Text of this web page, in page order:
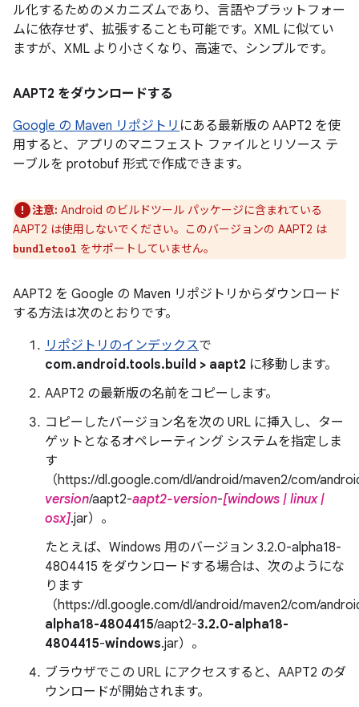
ル化するためのメカニズムであり、言語やプラットフォー
ムに依存せず、拡張することも可能です。XML に似てい
ますが、XML より小さくなり、高速で、シンプルです。
AAPT2 をダウンロードする
Google の Maven リポジトリ にある最新版の AAPT2 を使
用すると、アプリのマニフェスト ファイルとリソース テ
ーブルを protobuf 形式で作成できます。
注意: Android のビルドツール パッケージに含まれている
AAPT2 は使用しないでください。このバージョンの AAPT2 は
bundletool をサポートしていません。
AAPT2 を Google の Maven リポジトリからダウンロード
する方法は次のとおりです。
リポジトリのインデックスで
com.android.tools.build > aapt2 に移動します。
AAPT2 の最新版の名前をコピーします。
コピーしたバージョン名を次の URL に挿入し、ター
ゲットとなるオペレーティング システムを指定しま
す
（https://dl.google.com/dl/android/maven2/com/
version/aapt2-aapt2-version-[windows | linux |
osx].jar）。
たとえば、Windows 用のバージョン 3.2.0-alpha18-
4804415 をダウンロードする場合は、次のようにな
ります
（https://dl.google.com/dl/android/maven2/com/
alpha18-4804415/aapt2-3.2.0-alpha18-
4804415-windows.jar）。
ブラウザでこの URL にアクセスすると、AAPT2 のダ
ウンロードが開始されます。